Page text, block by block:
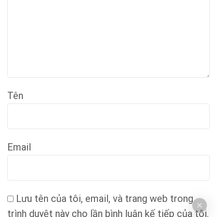
Tên
Email
Lưu tên của tôi, email, và trang web trong
trình duyệt này cho lần bình luận kế tiếp của tôi.